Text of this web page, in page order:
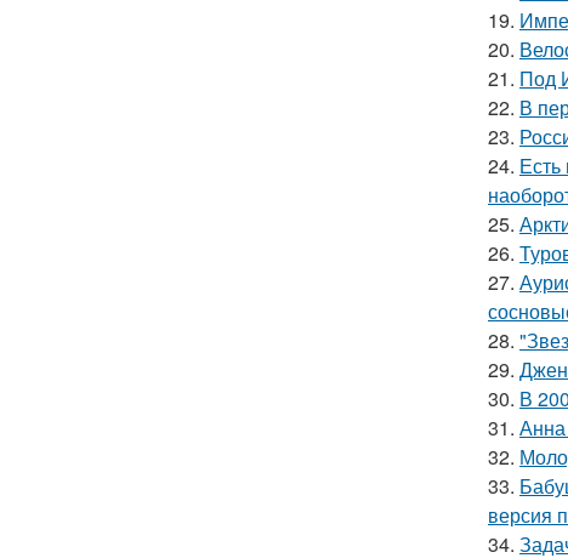
19.
20.
21. Под
22. В
23.
24.
25.
26.
27.
28.
29.
30. В
31.
32.
33.
версия
34.